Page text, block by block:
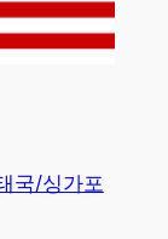
국/싱가포